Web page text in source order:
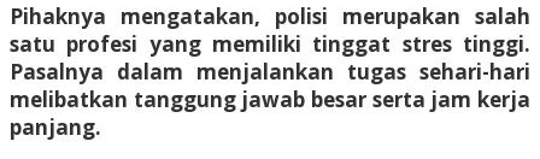
Pihaknya mengatakan, polisi merupakan salah
satu profesi yang memiliki tinggat stres tinggi.
Pasalnya dalam menjalankan tugas sehari-hari
melibatkan tanggung jawab besar serta jam kerja
panjang.